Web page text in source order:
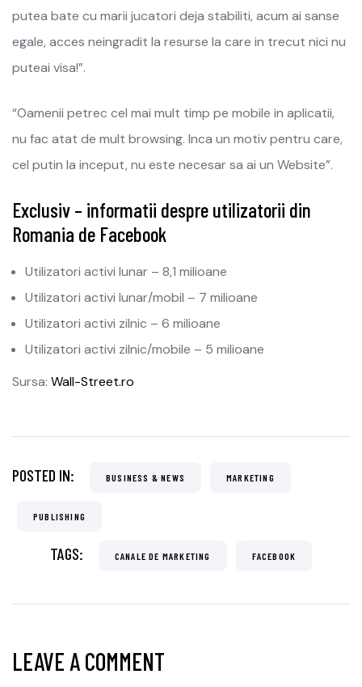
putea bate cu marii jucatori deja stabiliti, acum ai sanse
egale, acces neingradit la resurse la care in trecut nici nu
puteai visa!”.
“Oamenii petrec cel mai mult timp pe mobile in aplicatii,
nu fac atat de mult browsing. Inca un motiv pentru care,
cel putin la inceput, nu este necesar sa ai un Website”.
Exclusiv – informatii despre utilizatorii din
Romania de Facebook
Utilizatori activi lunar – 8,1 milioane
Utilizatori activi lunar/mobil – 7 milioane
Utilizatori activi zilnic – 6 milioane
Utilizatori activi zilnic/mobile – 5 milioane
Sursa: Wall-Street.ro
POSTED IN: BUSINESS & NEWS MARKETING
PUBLISHING
TAGS: CANALE DE MARKETING FACEBOOK
LEAVE A COMMENT